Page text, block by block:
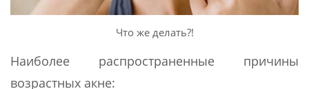
Что же делать?!
Наиболее распространенные причины
возрастных акне: